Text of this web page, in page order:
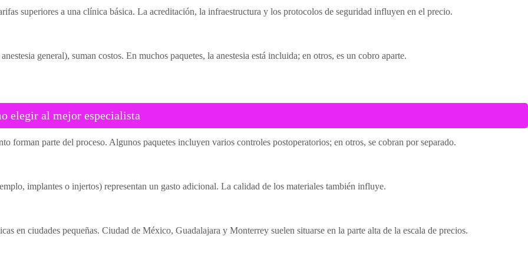
superiores a una clínica básica. La acreditación, la infraestructura y los protocolos de seguridad influyen en el precio.
general), suman costos. En muchos paquetes, la anestesia está incluida; en otros, es un cobro aparte.
elegir al mejor especialista
forman parte del proceso. Algunos paquetes incluyen varios controles postoperatorios; en otros, se cobran por separado.
implantes o injertos) representan un gasto adicional. La calidad de los materiales también influye.
en ciudades pequeñas. Ciudad de México, Guadalajara y Monterrey suelen situarse en la parte alta de la escala de precios.